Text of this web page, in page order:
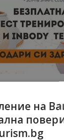
картичка
очакваното
11/07/2026
на